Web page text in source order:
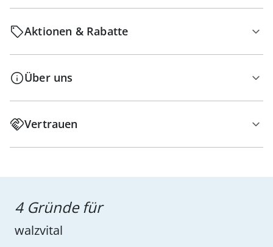
Aktionen & Rabatte
Über uns
Vertrauen
4 Gründe für
walzvital